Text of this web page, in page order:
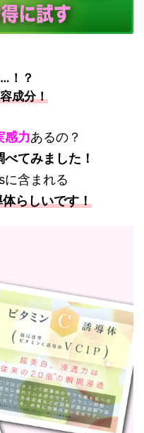
！？
成分！
感力あるの？
てみました！
含まれる
体らしいです！